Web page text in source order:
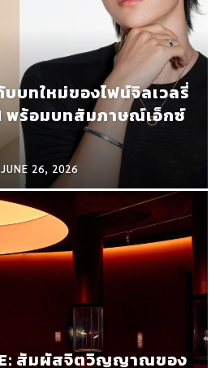
บบทใหม่ของไฟน์จิลเวลรี่
พร้อมบทสัมภาษณ์เอ็กซ์
JUNE 26, 2026
สัมผัสจิตวิญญาณของ